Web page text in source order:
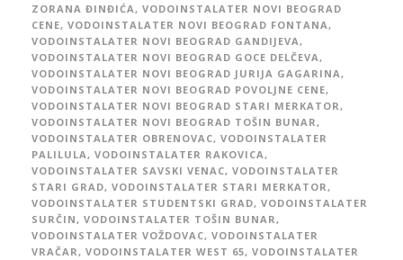
ZORANA ĐINĐIĆA , VODOINSTALATER NOVI BEOGRAD
CENE, VODOINSTALATER NOVI BEOGRAD FONTANA ,
VODOINSTALATER NOVI BEOGRAD GANDIJEVA ,
VODOINSTALATER NOVI BEOGRAD GOCE DELČEVA ,
VODOINSTALATER NOVI BEOGRAD JURIJA GAGARINA ,
VODOINSTALATER NOVI BEOGRAD POVOLJNE CENE,
VODOINSTALATER NOVI BEOGRAD STARI MERKATOR ,
VODOINSTALATER NOVI BEOGRAD TOŠIN BUNAR ,
VODOINSTALATER OBRENOVAC, VODOINSTALATER
PALILULA , VODOINSTALATER RAKOVICA ,
VODOINSTALATER SAVSKI VENAC, VODOINSTALATER
STARI GRAD, VODOINSTALATER STARI MERKATOR ,
VODOINSTALATER STUDENTSKI GRAD, VODOINSTALATER
SURČIN , VODOINSTALATER TOŠIN BUNAR ,
VODOINSTALATER VOŽDOVAC, VODOINSTALATER
VRAČAR , VODOINSTALATER WEST 65, VODOINSTALATER